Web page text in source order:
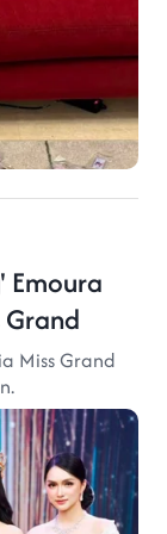
Emoura
Miss Grand